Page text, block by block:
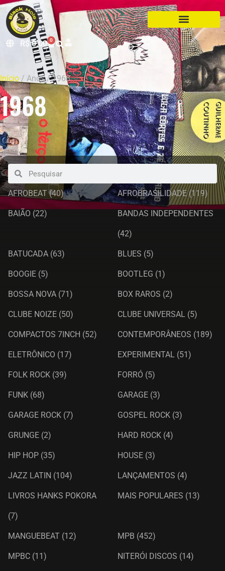
R$0,00 0
Início / Anos / 1968
1968
AFROBEAT(40) AFROBRASILIDADE(119)
BAIÃO (22) BANDAS INDEPENDENTES
(42)
BATUCADA (63) BLUES (5)
BOOGIE (5) BOOTLEG (1)
BOSSA NOVA (71) BOX RAROS (2)
CLUBE NOIZE (50) CLUBE UNIVERSAL (5)
COMPACTOS 7INCH (52) CONTEMPORÂNEOS (189)
ELETRÔNICO (17) EXPERIMENTAL (51)
FOLK ROCK (39) FORRÓ (5)
FUNK (68) GARAGE (3)
GARAGE ROCK (7) GOSPEL ROCK (3)
GRUNGE (2) HARD ROCK (4)
HIP HOP (35) HOUSE (3)
JAZZ LATIN (104) LANÇAMENTOS (4)
LIVROS HANKS POKORA
(7)
MAIS POPULARES (13)
MANGUEBEAT (12) MPB (452)
MPBC (11) NITERÓI DISCOS (14)